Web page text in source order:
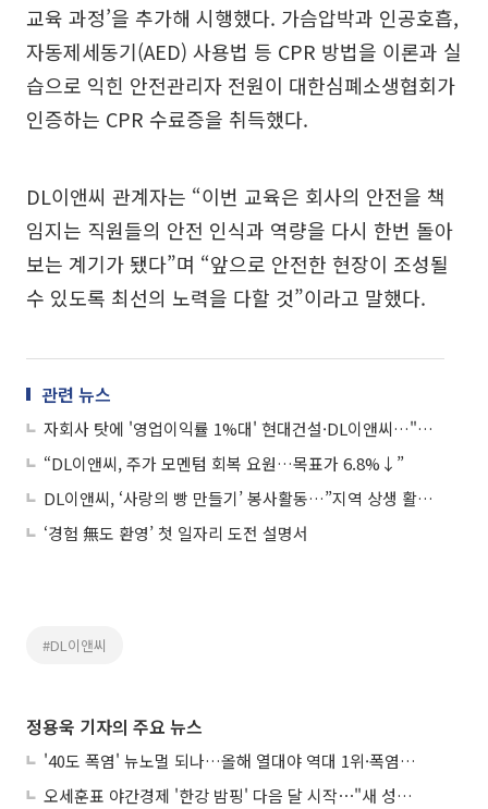
교육 과정’을 추가해 시행했다. 가슴압박과 인공호흡,
자동제세동기(AED) 사용법 등 CPR 방법을 이론과 실
습으로 익힌 안전관리자 전원이 대한심폐소생협회가
인증하는 CPR 수료증을 취득했다.
DL이앤씨 관계자는 “이번 교육은 회사의 안전을 책
임지는 직원들의 안전 인식과 역량을 다시 한번 돌아
보는 계기가 됐다”며 “앞으로 안전한 현장이 조성될
수 있도록 최선의 노력을 다할 것”이라고 말했다.
관련 뉴스
자회사 탓에 '영업이익률 1%대' 현대건설·DL이앤씨…"반등도 기약 없다"
“DL이앤씨, 주가 모멘텀 회복 요원…목표가 6.8%↓”
DL이앤씨, ‘사랑의 빵 만들기’ 봉사활동…”지역 상생 활동 진행”
‘경험 無도 환영’ 첫 일자리 도전 설명서
#DL이앤씨
정용욱 기자의 주요 뉴스
'40도 폭염' 뉴노멀 되나…올해 열대야 역대 1위·폭염일수 평년 3배 넘어
오세훈표 야간경제 '한강 밤핑' 다음 달 시작⋯"새 성장동력 만들 것"